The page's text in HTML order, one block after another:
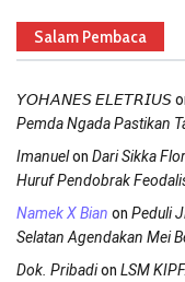
Salam Pembaca
𝘠𝘖𝘏𝘈𝘕𝘌𝘚 𝘌𝘓𝘌𝘛𝘙𝘐𝘜𝘚
Pemda Ngada Pastikan
Imanuelon Dari Sikka
Huruf Pendobrak
Namek X Bian on Peduli
Selatan Agendakan Mei
Dok. Pribadion LSM